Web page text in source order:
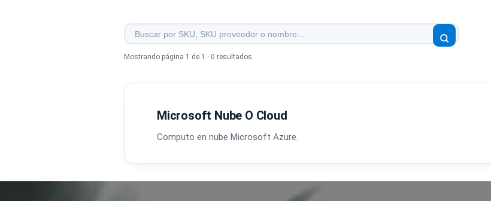
Mostrando página 1 de 1 · 0 resultados
Microsoft Nube O Cloud
Computo en nube Microsoft Azure.